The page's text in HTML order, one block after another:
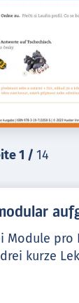
1 / 14
Module pro
kurze